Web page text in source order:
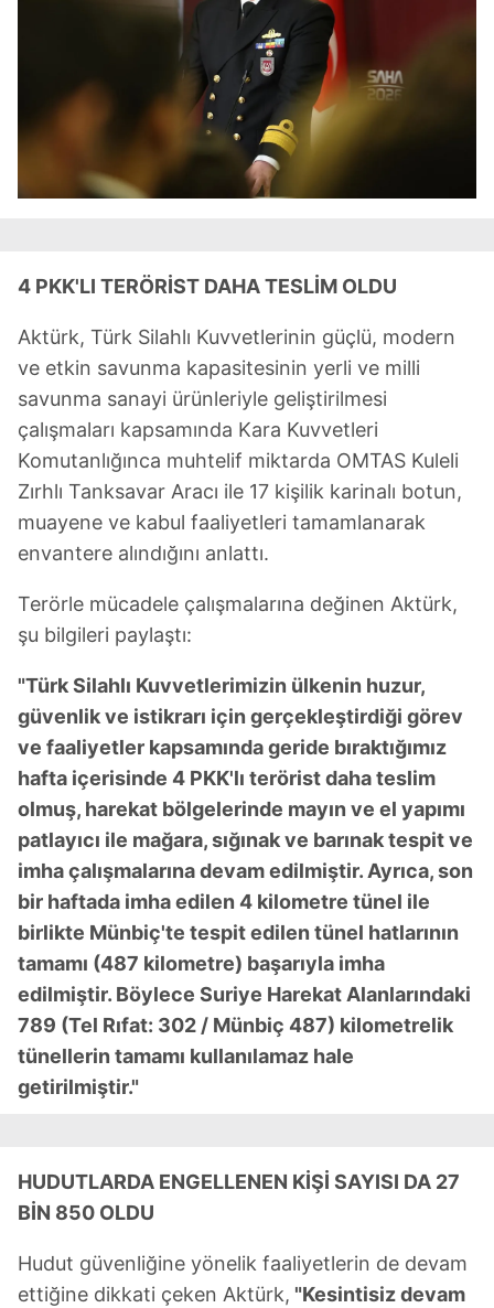
4 PKK'LI TERÖRİST DAHA TESLİM OLDU
Aktürk, Türk Silahlı Kuvvetlerinin güçlü, modern
ve etkin savunma kapasitesinin yerli ve milli
savunma sanayi ürünleriyle geliştirilmesi
çalışmaları kapsamında Kara Kuvvetleri
Komutanlığınca muhtelif miktarda OMTAS Kuleli
Zırhlı Tanksavar Aracı ile 17 kişilik karinalı botun,
muayene ve kabul faaliyetleri tamamlanarak
envantere alındığını anlattı.
Terörle mücadele çalışmalarına değinen Aktürk,
şu bilgileri paylaştı:
"Türk Silahlı Kuvvetlerimizin ülkenin huzur,
güvenlik ve istikrarı için gerçekleştirdiği görev
ve faaliyetler kapsamında geride bıraktığımız
hafta içerisinde 4 PKK'lı terörist daha teslim
olmuş, harekat bölgelerinde mayın ve el yapımı
patlayıcı ile mağara, sığınak ve barınak tespit ve
imha çalışmalarına devam edilmiştir. Ayrıca, son
bir haftada imha edilen 4 kilometre tünel ile
birlikte Münbiç'te tespit edilen tünel hatlarının
tamamı (487 kilometre) başarıyla imha
edilmiştir. Böylece Suriye Harekat Alanlarındaki
789 (Tel Rıfat: 302 / Münbiç 487) kilometrelik
tünellerin tamamı kullanılamaz hale
getirilmiştir."
HUDUTLARDA ENGELLENEN KİŞİ SAYISI DA 27
BİN 850 OLDU
Hudut güvenliğine yönelik faaliyetlerin de devam
ettiğine dikkati çeken Aktürk, "Kesintisiz devam